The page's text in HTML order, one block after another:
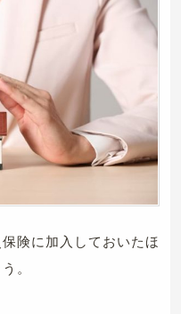
険に加入しておいたほ
。